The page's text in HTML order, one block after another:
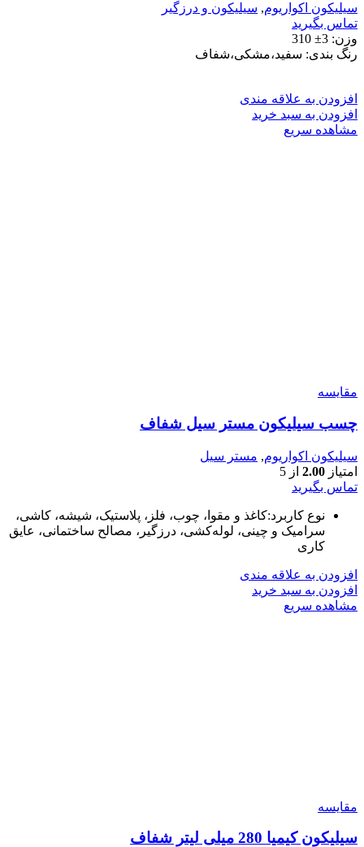
سیلیکون اکواریوم, سیلیکون و درزگیر
تماس بگیرید
وزن: 3± 310
رنگ بندی: سفید،مشکی،شفاف
افزودن به علاقه مندی
افزودن به سبد خرید
مشاهده سریع
مقایسه
چسب سيليکون مستر سيل شفاف
سیلیکون اکواریوم, مستر سیل
امتیاز 2.00 از 5
تماس بگیرید
نوع کاربرد:کاغذ و مقوا، چوب، فلز، پلاستیک، شیشه، کاشی،
سرامیک و چینی، لوله‌کشی، درزگیر، مصالح ساختمانی، عایق
کاری
افزودن به علاقه مندی
افزودن به سبد خرید
مشاهده سریع
مقایسه
سیلیکون کیمیا 280 میلی لیتر شفاف